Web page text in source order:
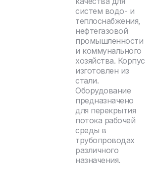
систем водо- и
теплоснабжения,
нефтегазовой
промышленности
и коммунального
хозяйства. Корпус
изготовлен из
стали.
Оборудование
предназначено
для перекрытия
потока рабочей
среды в
трубопроводах
различного
назначения.